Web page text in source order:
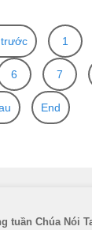
1
6 7
End
tuần Chúa Nói